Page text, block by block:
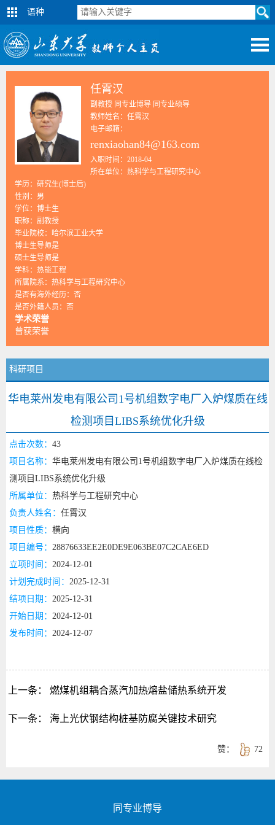
语种
任霄汉
副教授 同专业博导 同专业硕导
教师姓名：任霄汉
电子邮箱：
renxiaohan84@163.com
入职时间：2018-04
所在单位：热科学与工程研究中心
学历：研究生(博士后)
性别：男
学位：博士生
职称：副教授
毕业院校：哈尔滨工业大学
博士生导师是
硕士生导师是
学科：热能工程
所属院系：热科学与工程研究中心
是否有海外经历：否
是否外籍人员：否
学术荣誉
曾获荣誉
科研项目
华电莱州发电有限公司1号机组数字电厂入炉煤质在线
检测项目LIBS系统优化升级
点击次数： 43
项目名称： 华电莱州发电有限公司1号机组数字电厂入炉煤质在线检
测项目LIBS系统优化升级
所属单位： 热科学与工程研究中心
负责人姓名： 任霄汉
项目性质： 横向
项目编号： 28876633EE2E0DE9E063BE07C2CAE6ED
立项时间： 2024-12-01
计划完成时间： 2025-12-31
结项日期： 2025-12-31
开始日期： 2024-12-01
发布时间： 2024-12-07
上一条： 燃煤机组耦合蒸汽加热熔盐储热系统开发
下一条： 海上光伏钢结构桩基防腐关键技术研究
72
赞：
同专业博导